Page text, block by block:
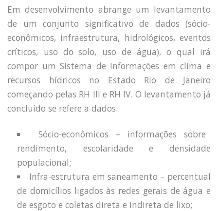
Em desenvolvimento abrange um levantamento
de um conjunto significativo de dados (sócio-
econômicos, infraestrutura, hidrológicos, eventos
críticos, uso do solo, uso de água), o qual irá
compor um Sistema de Informações em clima e
recursos hídricos no Estado Rio de Janeiro
começando pelas RH III e RH IV. O levantamento já
concluído se refere a dados:
Sócio-econômicos – informações sobre
rendimento, escolaridade e densidade
populacional;
Infra-estrutura em saneamento – percentual
de domicílios ligados às redes gerais de água e
de esgoto e coletas direta e indireta de lixo;